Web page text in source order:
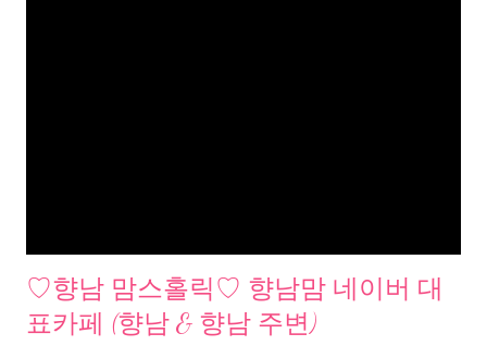
♡향남 맘스홀릭♡ 향남맘 네이버 대
표카페 (향남 & 향남 주변)